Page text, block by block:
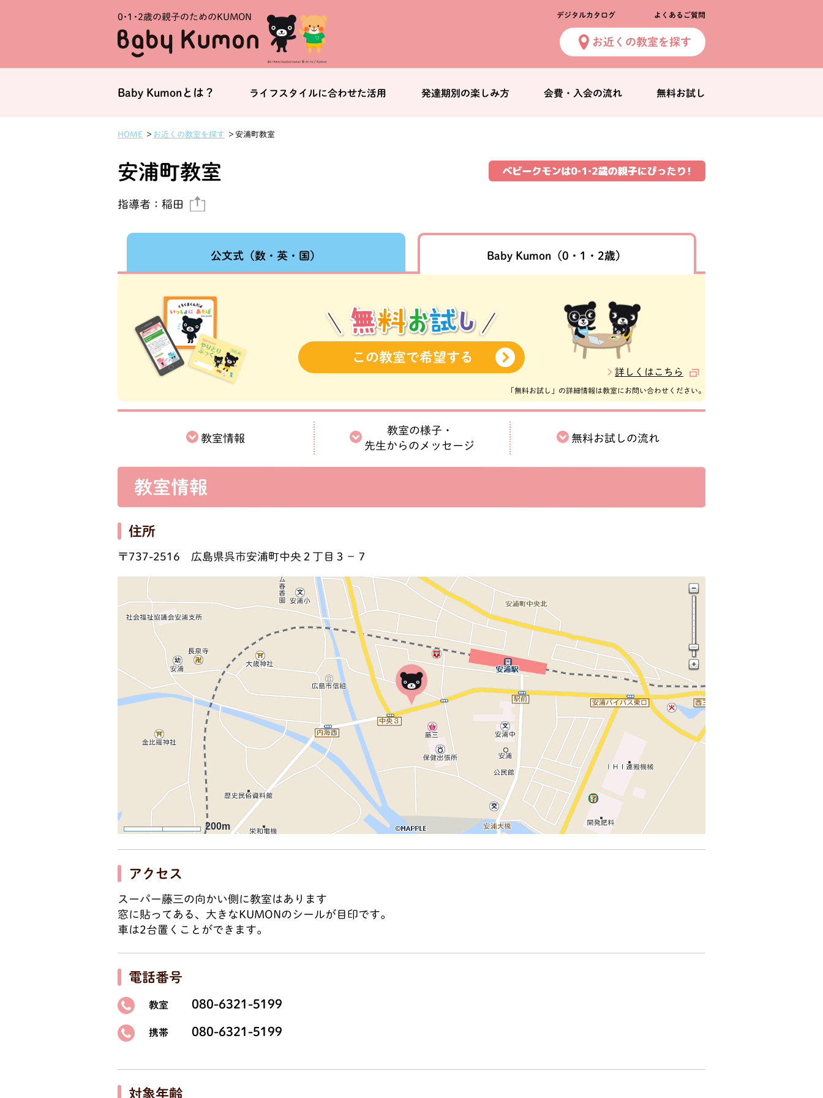
0・1・2歳の親子のためのKUMON デジタルカタログ よくあるご質問
お近くの教室を探す
Baby Kumonとは？ ライフスタイルに合わせた活用 発達期別の楽しみ方 会費・入会の流れ 無料お試し
HOME お近くの教室を探す 安浦町教室
安浦町教室
指導者：稲田
公文式 （数・英・国） Baby Kumon （0・1・2歳）
この教室で希望する
詳しくはこちら
「無料お試し」の詳細情報は教室にお問い合わせください。
教室情報
教室の様子・
先生からの メッセージ
無料お試しの流れ
教室情報
住所
〒737-2516 広島県呉市安浦町中央２丁目３－７
200m
地図を見る
アクセス
スーパー藤三の向かい側に教室はあります
窓に貼ってある、大きなKUMONのシールが目印です。
車は2台置くことができます。
電話番号
教室 080-6321-5199
携帯 080-6321-5199
対象年齢